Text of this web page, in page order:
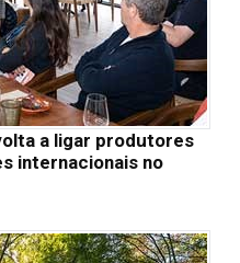
a ligar produtores
internacionais no